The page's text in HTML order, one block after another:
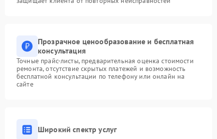
Прозрачное ценообразование и бесплатная
консультация
Точные прайс-листы, предварительная оценка стоимости
ремонта, отсутствие скрытых платежей и возможность
бесплатной консультации по телефону или онлайн на
сайте
Широкий спектр услуг